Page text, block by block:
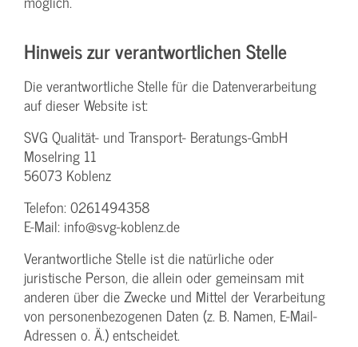
Hinweis zur verantwortlichen Stelle
Die verantwortliche Stelle für die Datenverarbeitung
auf dieser Website ist:
SVG Qualität- und Transport- Beratungs-GmbH
Moselring 11
56073 Koblenz
Telefon: 0261494358
E-Mail: info@svg-koblenz.de
Verantwortliche Stelle ist die natürliche oder
juristische Person, die allein oder gemeinsam mit
anderen über die Zwecke und Mittel der Verarbeitung
von personenbezogenen Daten (z. B. Namen, E-Mail-
Adressen o. Ä.) entscheidet.